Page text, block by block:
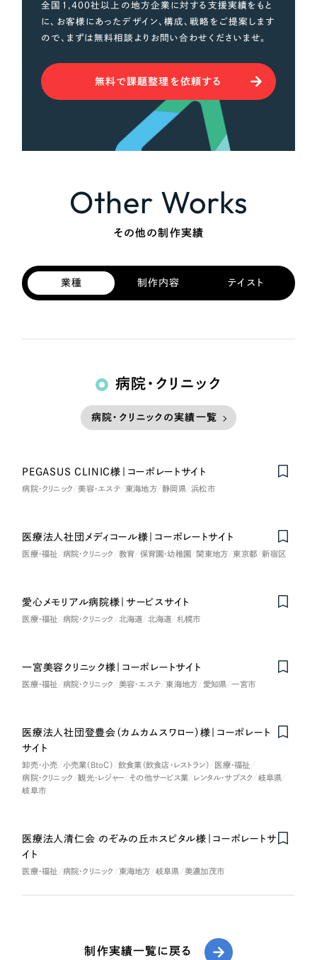
全国1,400社以上の地方企業に対する支援実績をもと
に、お客様にあったデザイン、構成、戦略をご提案します
ので、まずは無料相談よりお問い合わせくださいませ。
無料で課題整理を依頼する
Other Works
その他の制作実績
業種 制作内容 テイスト
病院・クリニック
病院・クリニックの実績一覧
PEGASUS CLINIC様｜コーポレートサイト
病院・クリニック 美容・エステ 東海地方 静岡県 浜松市
Nominee
医療法人社団メディコール様｜コーポレートサイト
医療・福祉 病院・クリニック 教育 保育園・幼稚園 関東地方 東京都 新宿区
愛心メモリアル病院様｜サービスサイト
医療・福祉 病院・クリニック 北海道 北海道 札幌市
一宮美容クリニック様｜コーポレートサイト
医療・福祉 病院・クリニック 美容・エステ 東海地方 愛知県 一宮市
医療法人社団登豊会（カムカムスワロー）様｜コーポレート
サイト
卸売・小売 小売業（BtoC） 飲食業（飲食店・レストラン）
医療・福祉
病院・クリニック
観光・レジャー その他サービス業 レンタル・サブスク
岐阜県
岐阜市
医療法人清仁会 のぞみの丘ホスピタル様｜コーポレートサ
イト
医療・福祉 病院・クリニック 東海地方 岐阜県 美濃加茂市
制作実績一覧に戻る